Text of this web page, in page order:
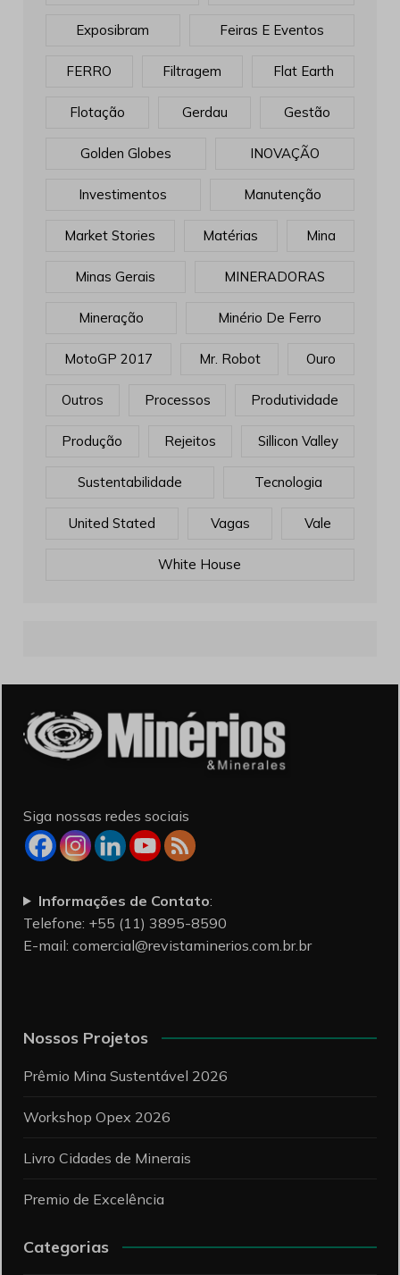
Exposibram Feiras E Eventos
FERRO Filtragem Flat Earth
Flotação Gerdau Gestão
Golden Globes INOVAÇÃO
Investimentos Manutenção
Market Stories Matérias Mina
Minas Gerais MINERADORAS
Mineração Minério De Ferro
MotoGP 2017 Mr. Robot Ouro
Outros Processos Produtividade
Produção Rejeitos Sillicon Valley
Sustentabilidade Tecnologia
United Stated Vagas Vale
White House
Siga nossas redes sociais
Informações de Contato:
Telefone: +55 (11) 3895-8590
E-mail: comercial@revistaminerios.com.br.br
Nossos Projetos
Prêmio Mina Sustentável 2026
Workshop Opex 2026
Livro Cidades de Minerais
Premio de Excelência
Categorias